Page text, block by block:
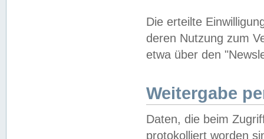
Die erteilte
deren Nutzung zum
etwa über den
Weitergabe
Daten, die beim
protokolliert worden